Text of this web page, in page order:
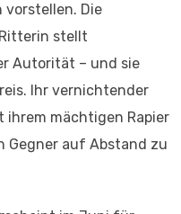
vorstellen. Die
stellt
Autorität – und sie
Ihr vernichtender
mächtigen Rapier
Gegner auf Abstand zu